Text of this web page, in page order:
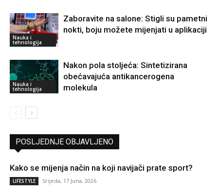
Nauka i
tehnologija
Zaboravite na salone: Stigli su pametni
nokti, boju možete mijenjati u aplikaciji
Nauka i
tehnologija
Nakon pola stoljeća: Sintetizirana
obećavajuća antikancerogena
molekula
POSLJEDNJE OBJAVLJENO
Kako se mijenja način na koji navijači prate sport?
LIFESTYLE Srijeda, 17 Juna, 2026